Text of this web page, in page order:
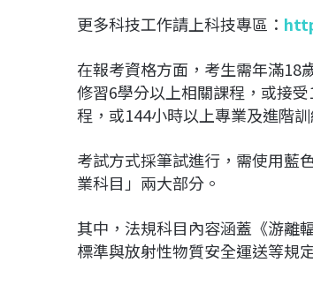
更多科技工作請上科技專區：
在報考資格方面，考生需年滿18
修習6學分以上相關課程，或接
程，或144小時以上專業及進階訓
考試方式採筆試進行，需使用藍
業科目」兩大部分。
其中，法規科目內容涵蓋《游離
標準與放射性物質安全運送等規